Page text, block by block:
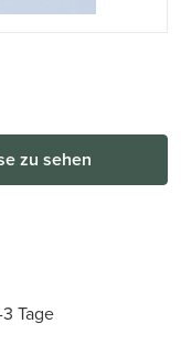
zu sehen
Tage